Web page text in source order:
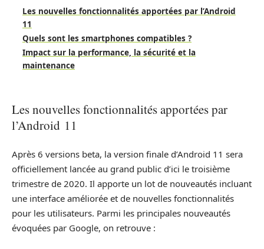
Les nouvelles fonctionnalités apportées par l’Android
11
Quels sont les smartphones compatibles ?
Impact sur la performance, la sécurité et la
maintenance
Les nouvelles fonctionnalités apportées par
l’Android 11
Après 6 versions beta, la version finale d’Android 11 sera
officiellement lancée au grand public d’ici le troisième
trimestre de 2020. Il apporte un lot de nouveautés incluant
une interface améliorée et de nouvelles fonctionnalités
pour les utilisateurs. Parmi les principales nouveautés
évoquées par Google, on retrouve :